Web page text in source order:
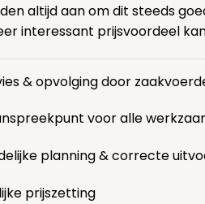
altijd aan om dit steeds
interessant prijsvoordeel
& opvolging door
voor alle
planning & correcte
prijszetting